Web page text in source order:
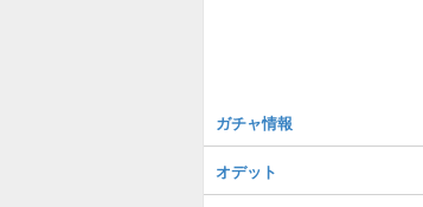
ガチャ情報
オデット